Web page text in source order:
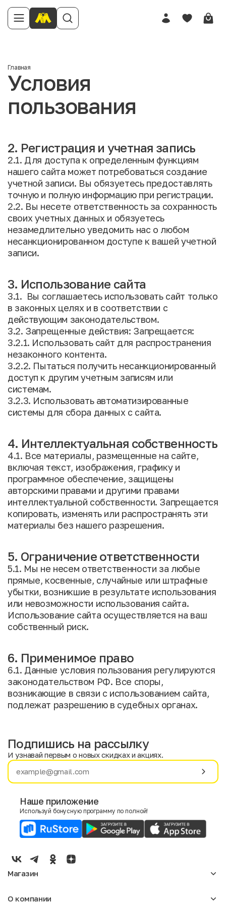
Главная
Условия
пользования
2. Регистрация и учетная запись
2.1. Для доступа к определенным функциям
нашего сайта может потребоваться создание
учетной записи. Вы обязуетесь предоставлять
точную и полную информацию при регистрации.
2.2. Вы несете ответственность за сохранность
своих учетных данных и обязуетесь
незамедлительно уведомить нас о любом
несанкционированном доступе к вашей учетной
записи.
3. Использование сайта
3.1. Вы соглашаетесь использовать сайт только
в законных целях и в соответствии с
действующим законодательством.
3.2. Запрещенные действия: Запрещается:
3.2.1. Использовать сайт для распространения
незаконного контента.
3.2.2. Пытаться получить несанкционированный
доступ к другим учетным записям или
системам.
3.2.3. Использовать автоматизированные
системы для сбора данных с сайта.
4. Интеллектуальная собственность
4.1. Все материалы, размещенные на сайте,
включая текст, изображения, графику и
программное обеспечение, защищены
авторскими правами и другими правами
интеллектуальной собственности. Запрещается
копировать, изменять или распространять эти
материалы без нашего разрешения.
5. Ограничение ответственности
5.1. Мы не несем ответственности за любые
прямые, косвенные, случайные или штрафные
убытки, возникшие в результате использования
или невозможности использования сайта.
Использование сайта осуществляется на ваш
собственный риск.
6. Применимое право
6.1. Данные условия пользования регулируются
законодательством РФ. Все споры,
возникающие в связи с использованием сайта,
подлежат разрешению в судебных органах.
Имя
E-mail
Мужской
Женский
Подпишись на рассылку
И узнавай первым о новых скидках и акциях.
Наше приложение
Используй бонусную программу по полной!
Магазин
Мужское
О компании